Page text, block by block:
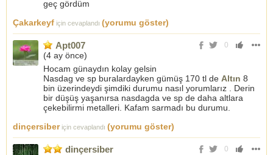
geç gördüm
Çakarkeyf için cevaplandı (yorumu göster)
0
Apt007
(4 ay önce)
Hocam günaydın kolay gelsin
Nasdag ve sp buralardayken gümüş 170 tl de Altın 8
bin üzerindeydi şimdiki durumu nasıl yorumlarız . Derin
bir düşüş yaşanırsa nasdagda ve sp de daha altlara
çekebilirmi metalleri. Kafam sarmadı bu durumu.
dinçersiberiçin cevaplandı (yorumu göster)
0
dinçersiber